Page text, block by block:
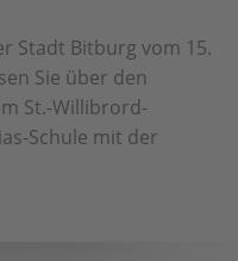
Stadt Bitburg vom 15.
Sie über den
St.-Willibrord-
Schule mit der